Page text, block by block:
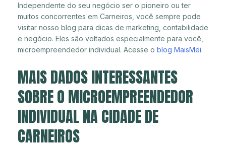
Independente do seu negócio ser o pioneiro ou ter
muitos concorrentes em Carneiros, você sempre pode
visitar nosso blog para dicas de marketing, contabilidade
e negócio. Eles são voltados especialmente para você,
microempreendedor individual. Acesse o blog MaisMei.
MAIS DADOS INTERESSANTES
SOBRE O MICROEMPREENDEDOR
INDIVIDUAL NA CIDADE DE
CARNEIROS